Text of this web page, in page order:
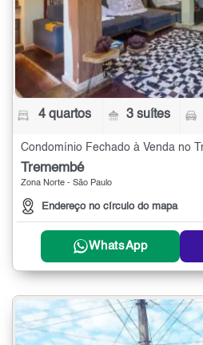
4 quartos 3 suítes
Tremembé
Zona Norte - São Paulo
Endereço no círculo do mapa
WhatsApp